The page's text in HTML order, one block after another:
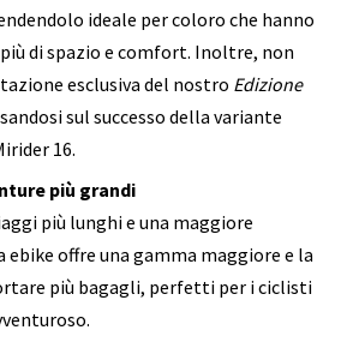
ideale per coloro che hanno
di spazio e comfort. Inoltre, non
esclusiva del nostro Edizione
sul successo della variante
16.
più grandi
più lunghi e una maggiore
offre una gamma maggiore e la
più bagagli, perfetti per i ciclisti